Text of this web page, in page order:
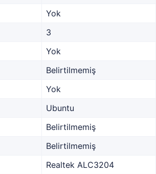
Yok
3
Yok
Belirtilmemiş
Yok
Ubuntu
Belirtilmemiş
Belirtilmemiş
Realtek ALC3204